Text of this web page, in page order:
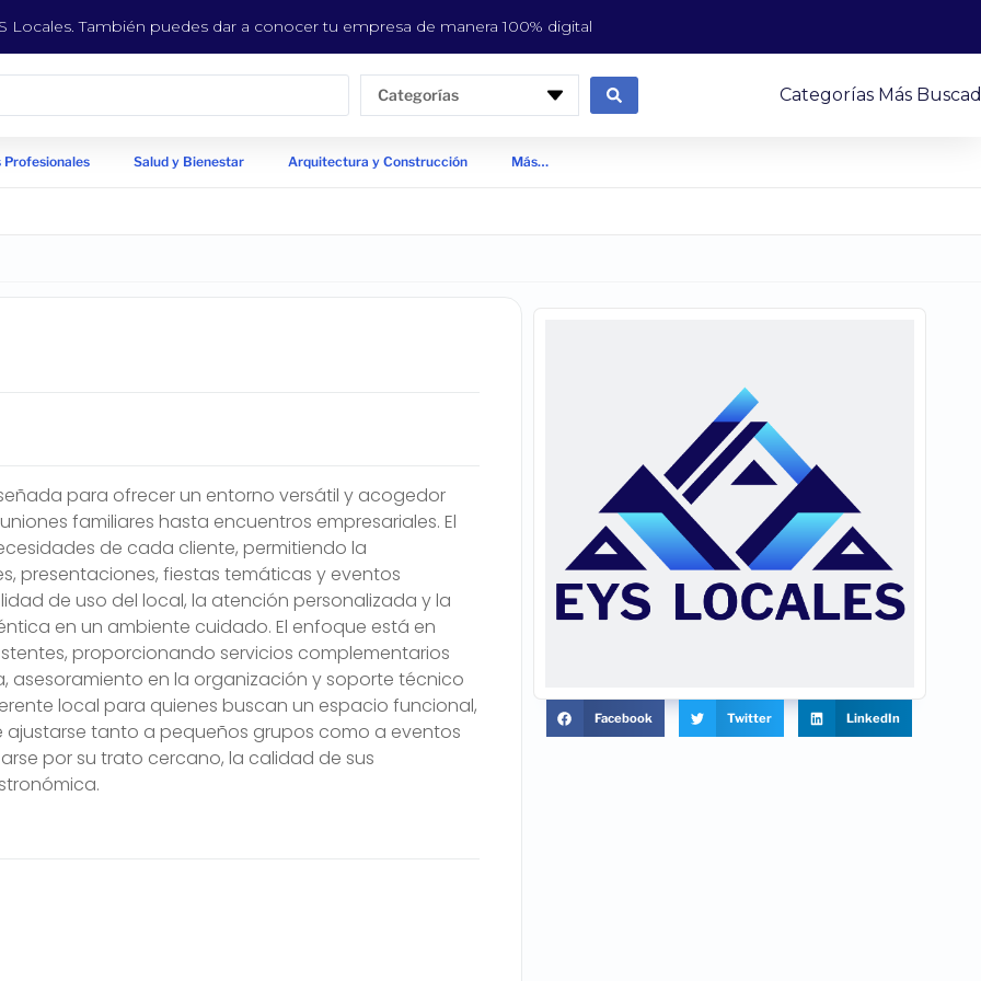
Locales. También puedes dar a conocer tu empresa de manera 100% digital
Categorías Categorías Más
Salud y Bienestar Arquitectura y Construcción Más…
para ofrecer un entorno versátil y acogedor
familiares hasta encuentros empresariales. El
de cada cliente, permitiendo la
presentaciones, fiestas temáticas y eventos
de uso del local, la atención personalizada y la
en un ambiente cuidado. El enfoque está en
proporcionando servicios complementarios
en la organización y soporte técnico
local para quienes buscan un espacio funcional,
tanto a pequeños grupos como a eventos
por su trato cercano, la calidad de sus
Facebook Twitter LinkedIn